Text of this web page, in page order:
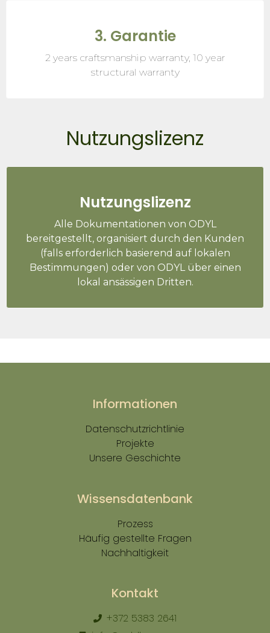
3. Garantie
2 years craftsmanship warranty, 10 year
structural warranty
Nutzungslizenz
Nutzungslizenz
Alle Dokumentationen von ODYL
bereitgestellt, organisiert durch den Kunden
(falls erforderlich basierend auf lokalen
Bestimmungen) oder von ODYL über einen
lokal ansässigen Dritten.
Informationen
Datenschutzrichtlinie
Projekte
Unsere Geschichte
Wissensdatenbank
Prozess
Häufig gestellte Fragen
Nachhaltigkeit
Kontakt
+372 5383 2641